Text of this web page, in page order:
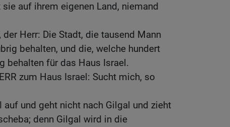
auf ihrem eigenen Land, niemand
der Herr: Die Stadt, die tausend Mann
behalten, und die, welche hundert
behalten für das Haus Israel.
zum Haus Israel: Sucht mich, so
auf und geht nicht nach Gilgal und zieht
denn Gilgal wird in die